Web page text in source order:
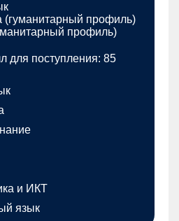
(гуманитарный профиль)
профиль)
для поступления: 85
и ИКТ
язык